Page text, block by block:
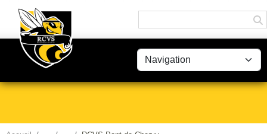
Panneau de gestion des cookies